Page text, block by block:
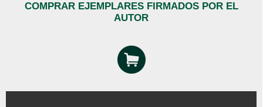
COMPRAR EJEMPLARES FIRMADOS POR EL
AUTOR